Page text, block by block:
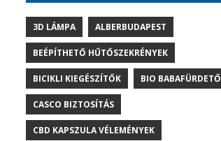
3D LÁMPA ALBERBUDAPEST
BEÉPÍTHETŐ HŰTŐSZEKRÉNYEK
BICIKLI KIEGÉSZÍTŐK BIO BABAFÜRDETŐ
CASCO BIZTOSÍTÁS
CBD KAPSZULA VÉLEMÉNYEK